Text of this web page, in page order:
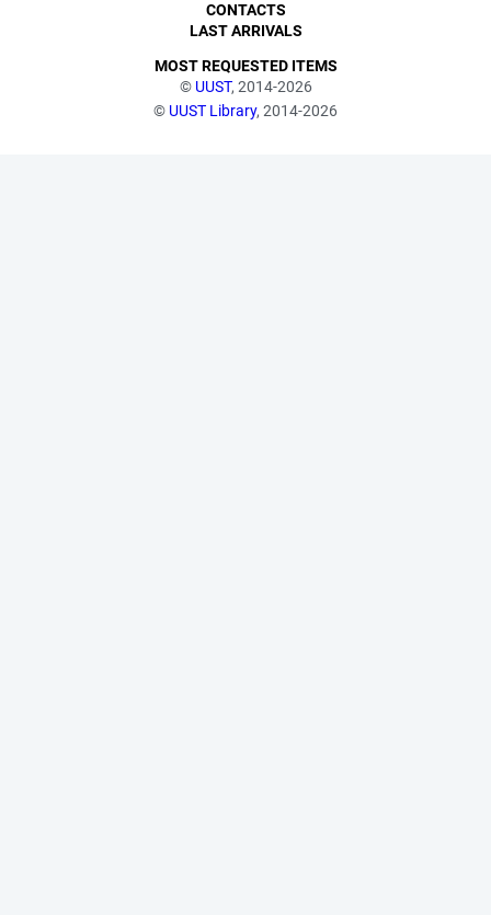
© UUST, 2014-2026
© UUST Library, 2014-2026
CONTACTS
LAST ARRIVALS
MOST REQUESTED ITEMS